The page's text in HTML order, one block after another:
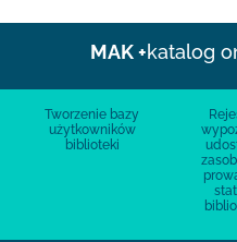
MAK +katalog
Tworzenie bazy
użytkowników
biblioteki